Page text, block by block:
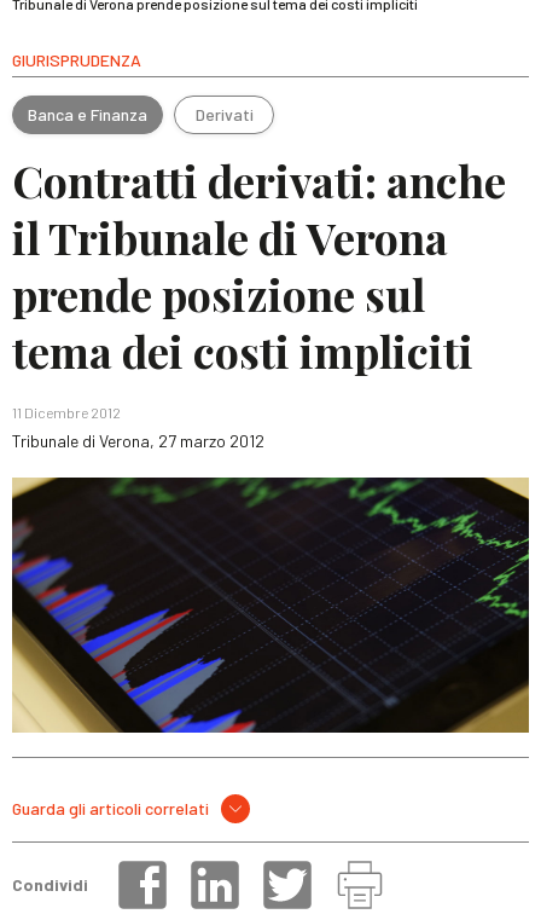
Tribunale di Verona prende posizione sul tema dei costi impliciti
GIURISPRUDENZA
Banca e Finanza Derivati
Contratti derivati: anche
il Tribunale di Verona
prende posizione sul
tema dei costi impliciti
11 Dicembre 2012
Tribunale di Verona, 27 marzo 2012
Guarda gli articoli correlati
Condividi